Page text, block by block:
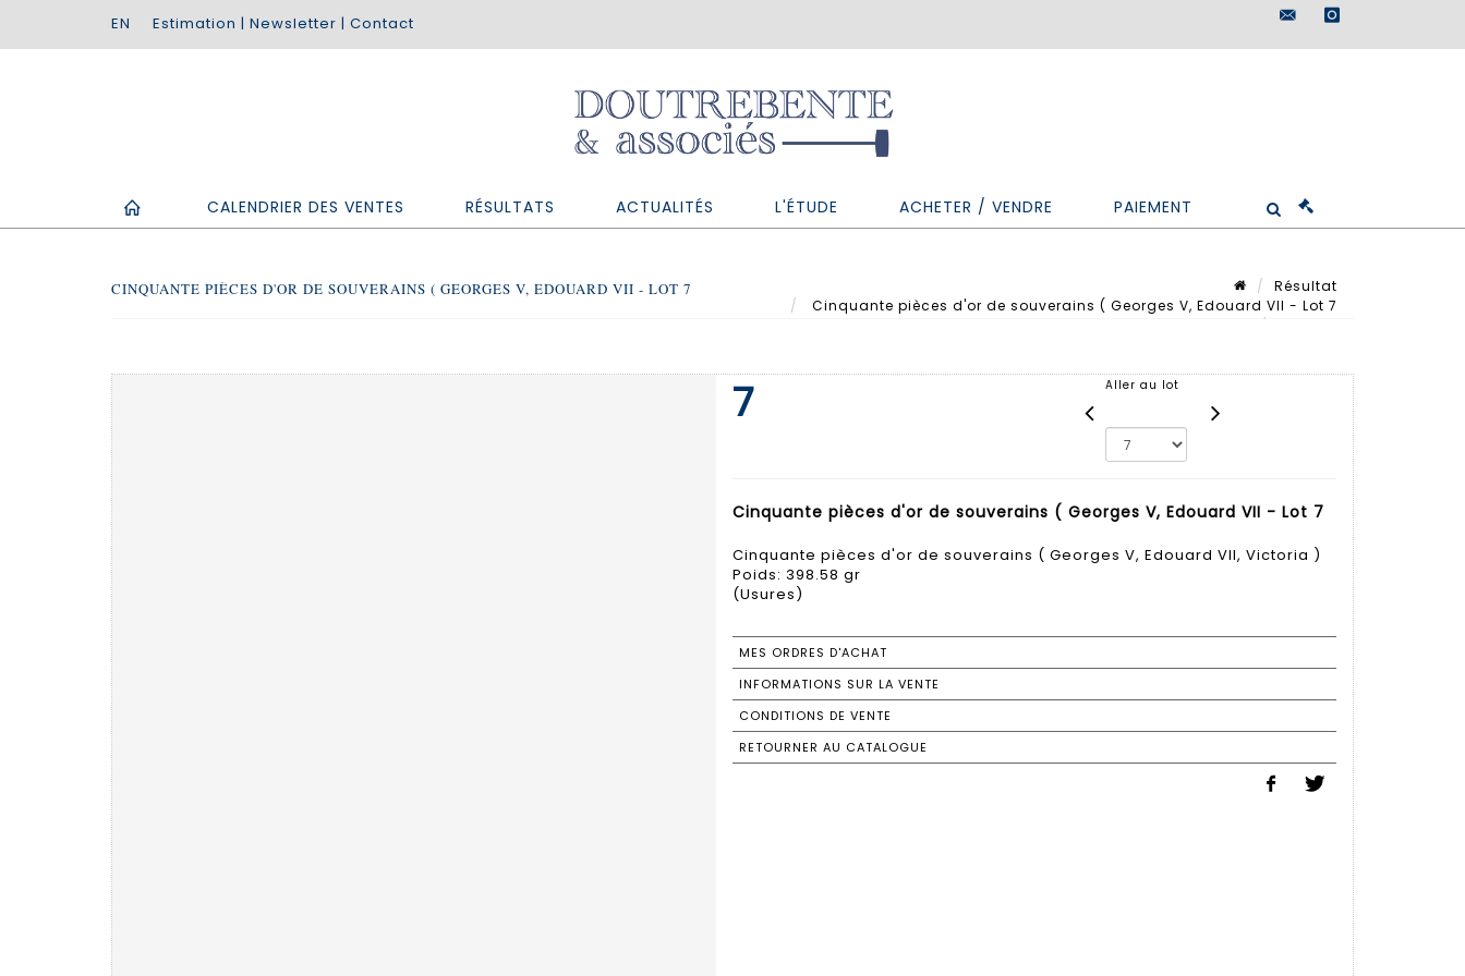
Estimation | Newsletter | Contact
instagram
CALENDRIER DES VENTES RÉSULTATS ACTUALITÉS L'ÉTUDE ACHETER / VENDRE PAIEMENT
CINQUANTE PIÈCES D'OR DE SOUVERAINS ( GEORGES V, EDOUARD VII - LOT 7
Résultat
Cinquante pièces d'or de souverains ( Georges V, Edouard VII - Lot 7
7 Aller au lot
Cinquante pièces d'or de souverains ( Georges V, Edouard VII - Lot 7
Cinquante pièces d'or de souverains ( Georges V, Edouard VII, Victoria )
Poids: 398.58 gr
(Usures)
MES ORDRES D'ACHAT
INFORMATIONS SUR LA VENTE
CONDITIONS DE VENTE
RETOURNER AU CATALOGUE